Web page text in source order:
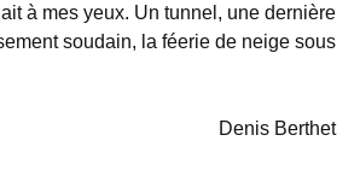
à mes yeux. Un tunnel, une dernière
soudain, la féerie de neige sous
Denis Berthet